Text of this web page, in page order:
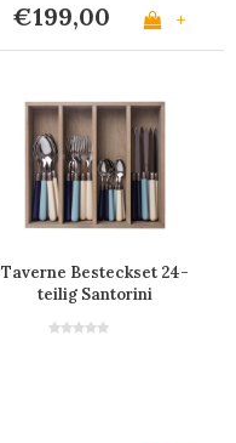
€199,00 +
Taverne Besteckset 24-
teilig Santorini